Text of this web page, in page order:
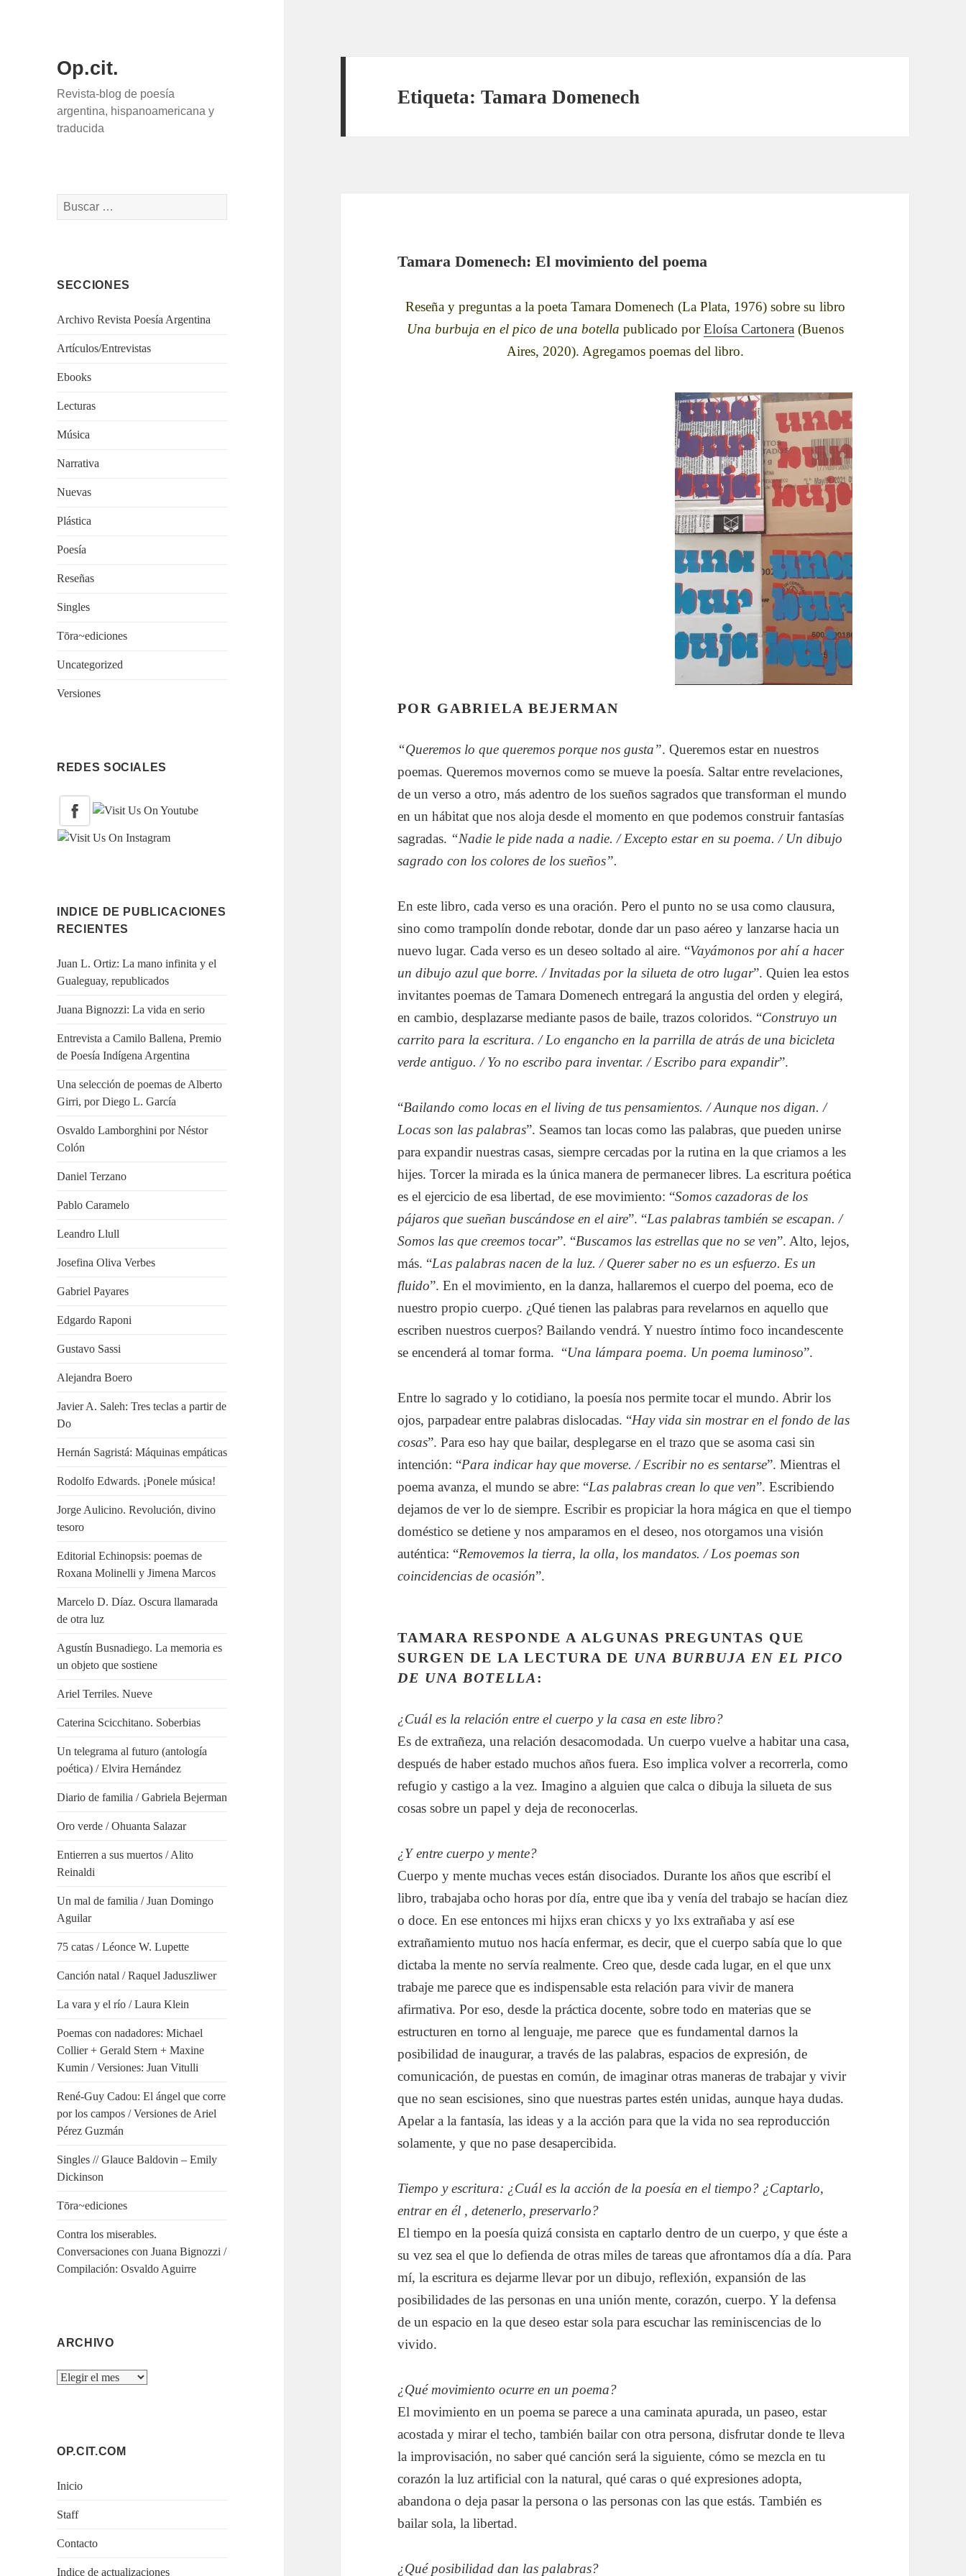
Op.cit.
Revista-blog de poesía
argentina, hispanoamericana y
traducida
Buscar:
SECCIONES
Archivo Revista Poesía Argentina
Artículos/Entrevistas
Ebooks
Lecturas
Música
Narrativa
Nuevas
Plástica
Poesía
Reseñas
Singles
Tōra~ediciones
Uncategorized
Versiones
REDES SOCIALES
INDICE DE PUBLICACIONES
RECIENTES
Juan L. Ortiz: La mano infinita y el
Gualeguay, republicados
Juana Bignozzi: La vida en serio
Entrevista a Camilo Ballena, Premio
de Poesía Indígena Argentina
Una selección de poemas de Alberto
Girri, por Diego L. García
Osvaldo Lamborghini por Néstor
Colón
Daniel Terzano
Pablo Caramelo
Leandro Llull
Josefina Oliva Verbes
Gabriel Payares
Edgardo Raponi
Gustavo Sassi
Alejandra Boero
Javier A. Saleh: Tres teclas a partir de
Do
Hernán Sagristá: Máquinas empáticas
Rodolfo Edwards. ¡Ponele música!
Jorge Aulicino. Revolución, divino
tesoro
Editorial Echinopsis: poemas de
Roxana Molinelli y Jimena Marcos
Marcelo D. Díaz. Oscura llamarada
de otra luz
Agustín Busnadiego. La memoria es
un objeto que sostiene
Ariel Terriles. Nueve
Caterina Scicchitano. Soberbias
Un telegrama al futuro (antología
poética) / Elvira Hernández
Diario de familia / Gabriela Bejerman
Oro verde / Ohuanta Salazar
Entierren a sus muertos / Alito
Reinaldi
Un mal de familia / Juan Domingo
Aguilar
75 catas / Léonce W. Lupette
Canción natal / Raquel Jaduszliwer
La vara y el río / Laura Klein
Poemas con nadadores: Michael
Collier + Gerald Stern + Maxine
Kumin / Versiones: Juan Vitulli
René-Guy Cadou: El ángel que corre
por los campos / Versiones de Ariel
Pérez Guzmán
Singles // Glauce Baldovin – Emily
Dickinson
Tōra~ediciones
Contra los miserables.
Conversaciones con Juana Bignozzi /
Compilación: Osvaldo Aguirre
ARCHIVO
Archivo
OP.CIT.COM
Inicio
Staff
Contacto
Indice de actualizaciones
Etiqueta:Tamara Domenech
Tamara Domenech: El movimiento del poema
Reseña y preguntas a la poeta Tamara Domenech (La Plata, 1976) sobre su libro
Una burbuja en el pico de una botella publicado porEloísa Cartonera (Buenos
Aires, 2020). Agregamos poemas del libro.
POR GABRIELA BEJERMAN
“Queremos lo que queremos porque nos gusta”. Queremos estar en nuestros
poemas. Queremos movernos como se mueve la poesía. Saltar entre revelaciones,
de un verso a otro, más adentro de los sueños sagrados que transforman el mundo
en un hábitat que nos aloja desde el momento en que podemos construir fantasías
sagradas. “Nadie le pide nada a nadie. / Excepto estar en su poema. / Un dibujo
sagrado con los colores de los sueños”.
En este libro, cada verso es una oración. Pero el punto no se usa como clausura,
sino como trampolín donde rebotar, donde dar un paso aéreo y lanzarse hacia un
nuevo lugar. Cada verso es un deseo soltado al aire. “Vayámonos por ahí a hacer
un dibujo azul que borre. / Invitadas por la silueta de otro lugar”. Quien lea estos
invitantes poemas de Tamara Domenech entregará la angustia del orden y elegirá,
en cambio, desplazarse mediante pasos de baile, trazos coloridos. “Construyo un
carrito para la escritura. / Lo engancho en la parrilla de atrás de una bicicleta
verde antiguo. / Yo no escribo para inventar. / Escribo para expandir”.
“Bailando como locas en el living de tus pensamientos. / Aunque nos digan. /
Locas son las palabras”. Seamos tan locas como las palabras, que pueden unirse
para expandir nuestras casas, siempre cercadas por la rutina en la que criamos a les
hijes. Torcer la mirada es la única manera de permanecer libres. La escritura poética
es el ejercicio de esa libertad, de ese movimiento: “Somos cazadoras de los
pájaros que sueñan buscándose en el aire”. “Las palabras también se escapan. /
Somos las que creemos tocar”. “Buscamos las estrellas que no se ven”. Alto, lejos,
más. “Las palabras nacen de la luz. / Querer saber no es un esfuerzo. Es un
fluido”. En el movimiento, en la danza, hallaremos el cuerpo del poema, eco de
nuestro propio cuerpo. ¿Qué tienen las palabras para revelarnos en aquello que
escriben nuestros cuerpos? Bailando vendrá. Y nuestro íntimo foco incandescente
se encenderá al tomar forma. “Una lámpara poema. Un poema luminoso”.
Entre lo sagrado y lo cotidiano, la poesía nos permite tocar el mundo. Abrir los
ojos, parpadear entre palabras dislocadas. “Hay vida sin mostrar en el fondo de las
cosas”. Para eso hay que bailar, desplegarse en el trazo que se asoma casi sin
intención: “Para indicar hay que moverse. / Escribir no es sentarse”. Mientras el
poema avanza, el mundo se abre: “Las palabras crean lo que ven”. Escribiendo
dejamos de ver lo de siempre. Escribir es propiciar la hora mágica en que el tiempo
doméstico se detiene y nos amparamos en el deseo, nos otorgamos una visión
auténtica: “Removemos la tierra, la olla, los mandatos. / Los poemas son
coincidencias de ocasión”.
TAMARA RESPONDE A ALGUNAS PREGUNTAS QUE
SURGEN DE LA LECTURA DE UNA BURBUJA EN EL PICO
DE UNA BOTELLA:
¿Cuál es la relación entre el cuerpo y la casa en este libro?
Es de extrañeza, una relación desacomodada. Un cuerpo vuelve a habitar una casa,
después de haber estado muchos años fuera. Eso implica volver a recorrerla, como
refugio y castigo a la vez. Imagino a alguien que calca o dibuja la silueta de sus
cosas sobre un papel y deja de reconocerlas.
¿Y entre cuerpo y mente?
Cuerpo y mente muchas veces están disociados. Durante los años que escribí el
libro, trabajaba ocho horas por día, entre que iba y venía del trabajo se hacían diez
o doce. En ese entonces mi hijxs eran chicxs y yo lxs extrañaba y así ese
extrañamiento mutuo nos hacía enfermar, es decir, que el cuerpo sabía que lo que
dictaba la mente no servía realmente. Creo que, desde cada lugar, en el que unx
trabaje me parece que es indispensable esta relación para vivir de manera
afirmativa. Por eso, desde la práctica docente, sobre todo en materias que se
estructuren en torno al lenguaje, me parece que es fundamental darnos la
posibilidad de inaugurar, a través de las palabras, espacios de expresión, de
comunicación, de puestas en común, de imaginar otras maneras de trabajar y vivir
que no sean escisiones, sino que nuestras partes estén unidas, aunque haya dudas.
Apelar a la fantasía, las ideas y a la acción para que la vida no sea reproducción
solamente, y que no pase desapercibida.
Tiempo y escritura: ¿Cuál es la acción de la poesía en el tiempo? ¿Captarlo,
entrar en él , detenerlo, preservarlo?
El tiempo en la poesía quizá consista en captarlo dentro de un cuerpo, y que éste a
su vez sea el que lo defienda de otras miles de tareas que afrontamos día a día. Para
mí, la escritura es dejarme llevar por un dibujo, reflexión, expansión de las
posibilidades de las personas en una unión mente, corazón, cuerpo. Y la defensa
de un espacio en la que deseo estar sola para escuchar las reminiscencias de lo
vivido.
¿Qué movimiento ocurre en un poema?
El movimiento en un poema se parece a una caminata apurada, un paseo, estar
acostada y mirar el techo, también bailar con otra persona, disfrutar donde te lleva
la improvisación, no saber qué canción será la siguiente, cómo se mezcla en tu
corazón la luz artificial con la natural, qué caras o qué expresiones adopta,
abandona o deja pasar la persona o las personas con las que estás. También es
bailar sola, la libertad.
¿Qué posibilidad dan las palabras?